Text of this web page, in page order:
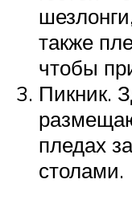
также
чтобы
Пикник.
пледах
столами.